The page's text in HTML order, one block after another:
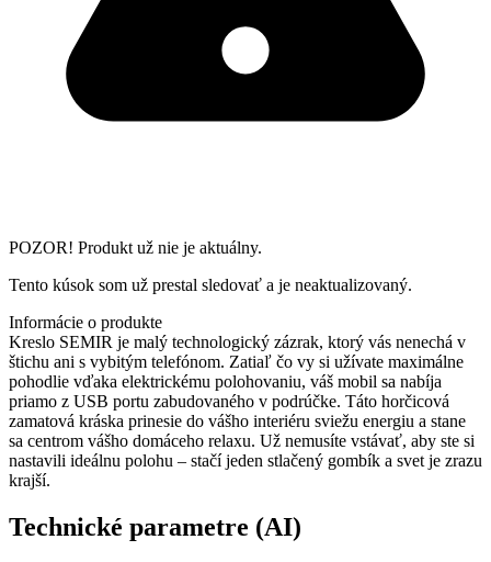
POZOR! Produkt už nie je aktuálny.
Tento kúsok som už prestal sledovať a je neaktualizovaný.
Informácie o produkte
Kreslo SEMIR je malý technologický zázrak, ktorý vás nenechá v
štichu ani s vybitým telefónom. Zatiaľ čo vy si užívate maximálne
pohodlie vďaka elektrickému polohovaniu, váš mobil sa nabíja
priamo z USB portu zabudovaného v podrúčke. Táto horčicová
zamatová kráska prinesie do vášho interiéru sviežu energiu a stane
sa centrom vášho domáceho relaxu. Už nemusíte vstávať, aby ste si
nastavili ideálnu polohu – stačí jeden stlačený gombík a svet je zrazu
krajší.
Technické parametre (AI)